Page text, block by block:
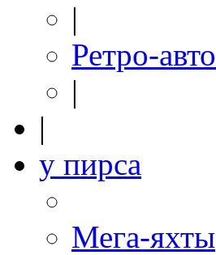
|
Ретро-авто
|
|
у пирса
Мега-яхты